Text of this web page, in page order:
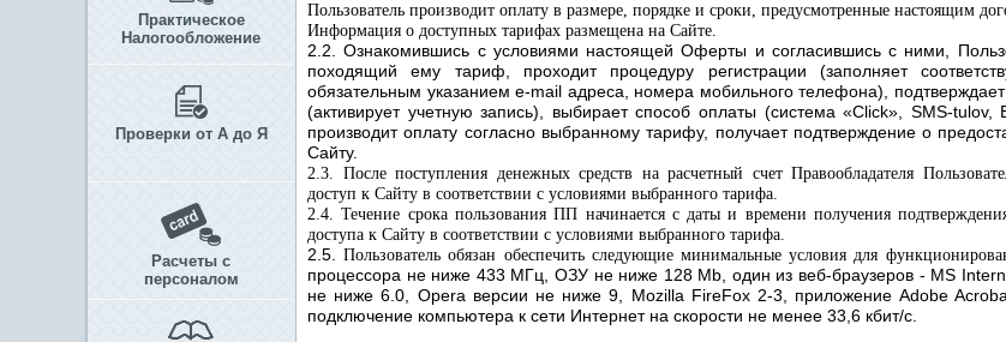
Практическое
Налогообложение
Проверки от А до Я
Расчеты с
персоналом
Пользователь производит оплату в размере, порядке и сроки, предусмотренные настоящим
Информация о доступных тарифах размещена на Сайте.
2.2. Ознакомившись с условиями настоящей Оферты и согласившись с ними,
походящий ему тариф , проходит процедуру регистрации (заполняет
обязательным указанием e-mail адреса, номера мобильного телефона),
(активирует учетную запись), выбирает способ оплаты (система «Click», SMS-
производит оплату согласно выбранному тарифу, получает подтверждение о
Сайту.
2.3. После поступления денежных средств на расчетный счет Правообладателя
доступ к Сайту в соответствии с условиями выбранного тарифа.
2.4. Течение срока пользования ПП начинается с даты и времени получения
доступа к Сайту в соответствии с условиями выбранного тарифа.
2.5.Пользователь обязан обеспечить следующие минимальные условия для
процессора не ниже 433 МГц, ОЗУ не ниже 128 Мb, один из веб-браузеров - MS
не ниже 6.0, Opera версии не ниже 9, Mozilla FireFox 2-3, приложение Adobe
подключение компьютера к сети Интернет на скорости не менее 33,6 кбит/с.